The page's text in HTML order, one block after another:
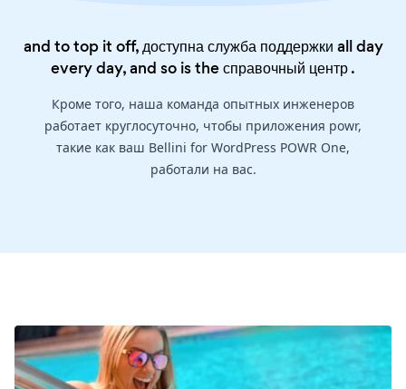
and to top it off, доступна служба поддержки all day
every day, and so is theсправочный центр.
Кроме того, наша команда опытных инженеров
работает круглосуточно, чтобы приложения powr,
такие как ваш Bellini for WordPress POWR One,
работали на вас.